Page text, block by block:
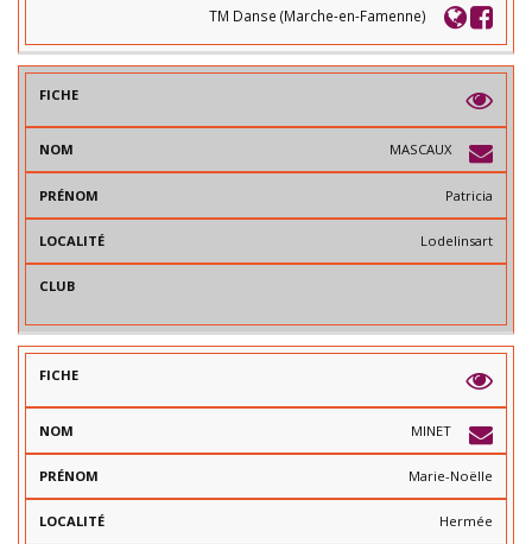
TM Danse (Marche-en-Famenne)
MASCAUX
Patricia
Lodelinsart
MINET
Marie-Noëlle
Hermée